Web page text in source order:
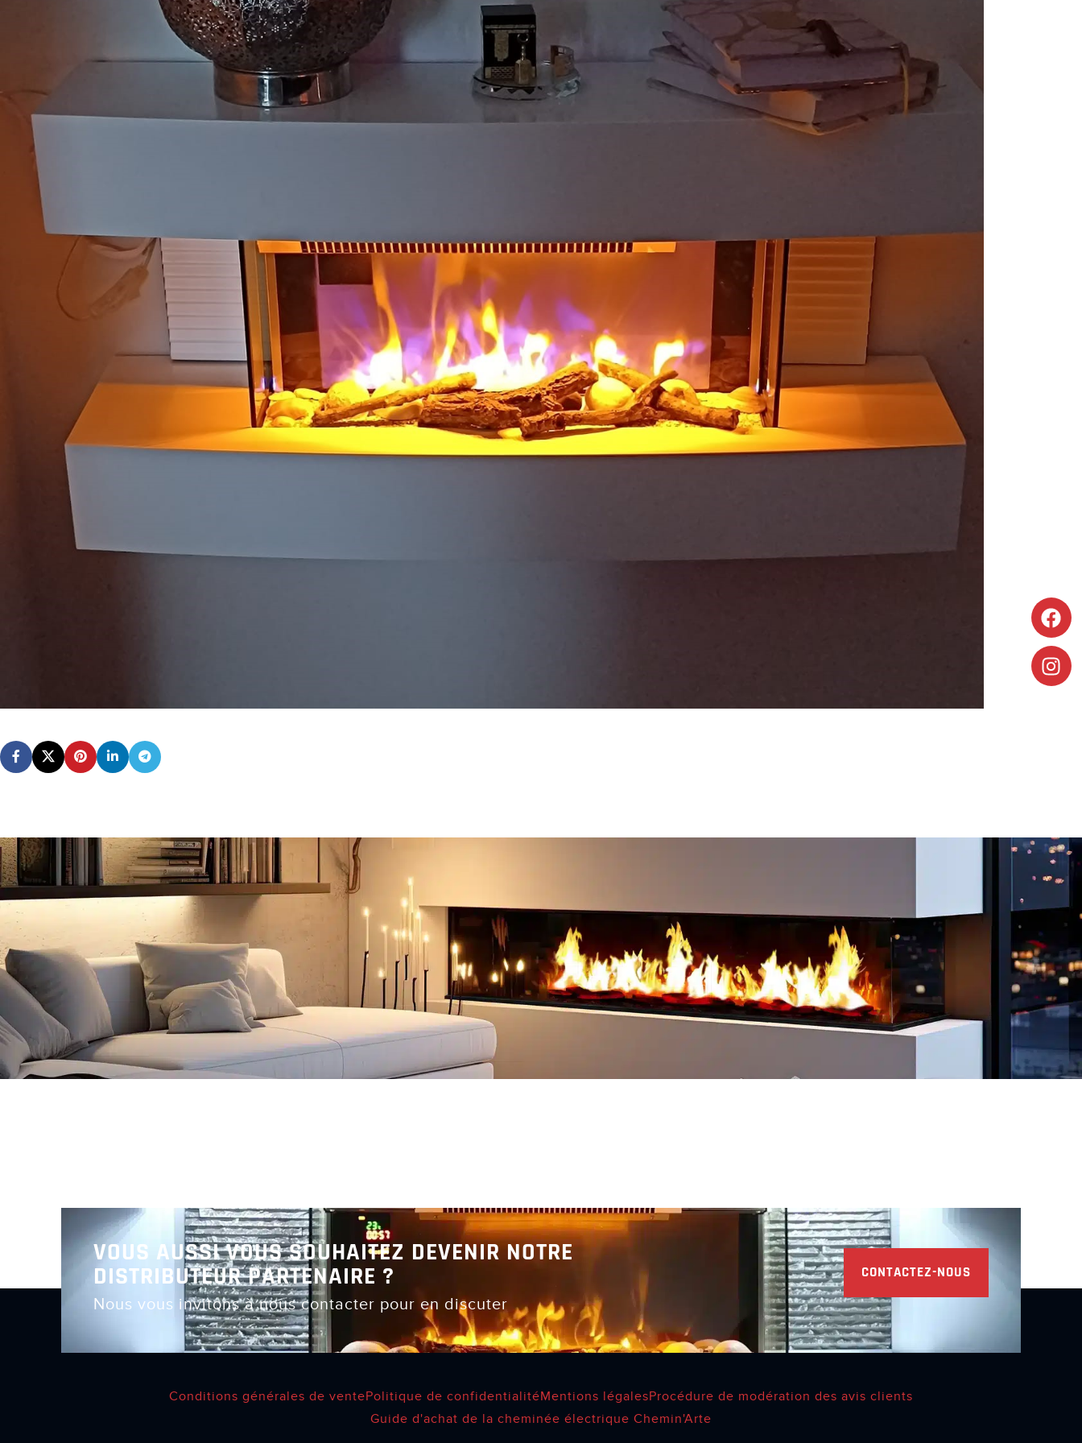
Encastrable
Découvrir
Murale
Découvrir
À poser
Découvrir
VOUS AUSSI VOUS SOUHAITEZ DEVENIR NOTRE
DISTRIBUTEUR PARTENAIRE ?
Nous vous invitons à nous contacter pour en discuter
CONTACTEZ-NOUS
Conditions générales de ventePolitique de confidentialitéMentions légalesProcédure de modération des avis clients
Guide d'achat de la cheminée électrique Chemin'Arte